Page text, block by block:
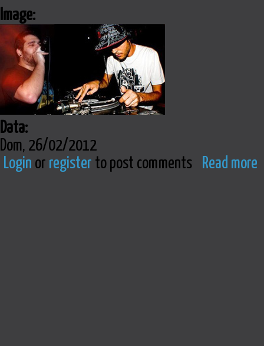
Image:
Data:
Dom, 26/02/2012
Login or register to post comments Read more